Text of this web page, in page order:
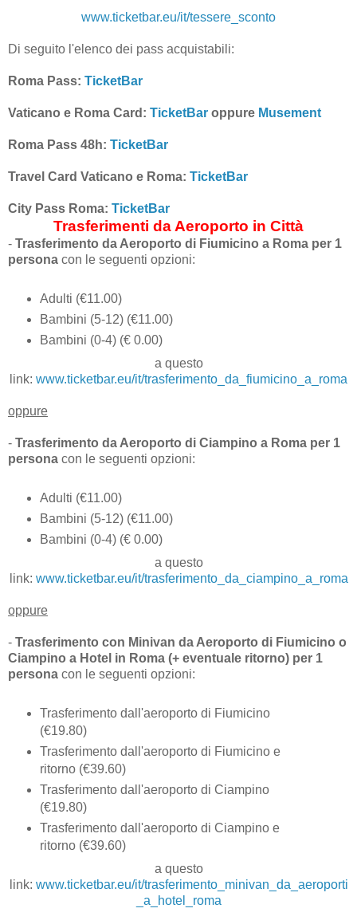
www.ticketbar.eu/it/tessere_sconto
Di seguito l'elenco dei pass acquistabili:
Roma Pass: TicketBar
Vaticano e Roma Card: TicketBar oppure Musement
Roma Pass 48h: TicketBar
Travel Card Vaticano e Roma: TicketBar
City Pass Roma: TicketBar
Trasferimenti da Aeroporto in Città
- Trasferimento da Aeroporto di Fiumicino a Roma per 1
persona con le seguenti opzioni:
Adulti (€11.00)
Bambini (5-12) (€11.00)
Bambini (0-4) (€ 0.00)
a questo
link: www.ticketbar.eu/it/trasferimento_da_fiumicino_a_roma
oppure
- Trasferimento da Aeroporto di Ciampino a Roma per 1
persona con le seguenti opzioni:
Adulti (€11.00)
Bambini (5-12) (€11.00)
Bambini (0-4) (€ 0.00)
a questo
link: www.ticketbar.eu/it/trasferimento_da_ciampino_a_roma
oppure
- Trasferimento con Minivan da Aeroporto di Fiumicino o
Ciampino a Hotel in Roma (+ eventuale ritorno) per 1
persona con le seguenti opzioni:
Trasferimento dall'aeroporto di Fiumicino
(€19.80)
Trasferimento dall'aeroporto di Fiumicino e
ritorno (€39.60)
Trasferimento dall'aeroporto di Ciampino
(€19.80)
Trasferimento dall'aeroporto di Ciampino e
ritorno (€39.60)
a questo
link: www.ticketbar.eu/it/trasferimento_minivan_da_aeroporti
_a_hotel_roma